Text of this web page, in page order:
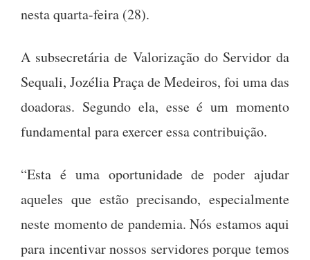
nesta quarta-feira (28).
A subsecretária de Valorização do Servidor da
Sequali, Jozélia Praça de Medeiros, foi uma das
doadoras. Segundo ela, esse é um momento
fundamental para exercer essa contribuição.
“Esta é uma oportunidade de poder ajudar
aqueles que estão precisando, especialmente
neste momento de pandemia. Nós estamos aqui
para incentivar nossos servidores porque temos